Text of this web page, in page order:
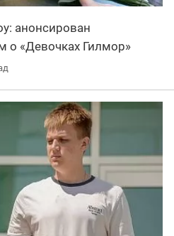
анонсирован
о «Девочках Гилмор»